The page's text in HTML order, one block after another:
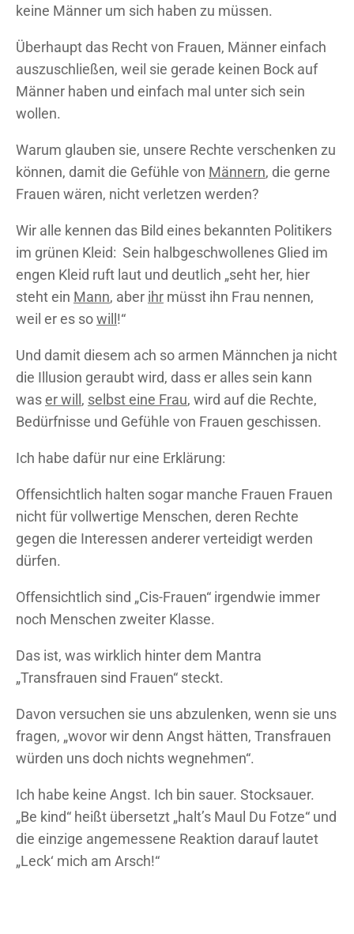
keine Männer um sich haben zu müssen.
Überhaupt das Recht von Frauen, Männer einfach
auszuschließen, weil sie gerade keinen Bock auf
Männer haben und einfach mal unter sich sein
wollen.
Warum glauben sie, unsere Rechte verschenken zu
können, damit die Gefühle von Männern, die gerne
Frauen wären, nicht verletzen werden?
Wir alle kennen das Bild eines bekannten Politikers
im grünen Kleid: Sein halbgeschwollenes Glied im
engen Kleid ruft laut und deutlich „seht her, hier
steht ein Mann, aber ihr müsst ihn Frau nennen,
weil er es sowill!“
Und damit diesem ach so armen Männchen ja nicht
die Illusion geraubt wird, dass er alles sein kann
waser will, selbst eine Frau, wird auf die Rechte,
Bedürfnisse und Gefühle von Frauen geschissen.
Ich habe dafür nur eine Erklärung:
Offensichtlich halten sogar manche Frauen Frauen
nicht für vollwertige Menschen, deren Rechte
gegen die Interessen anderer verteidigt werden
dürfen.
Offensichtlich sind „Cis-Frauen“ irgendwie immer
noch Menschen zweiter Klasse.
Das ist, was wirklich hinter dem Mantra
„Transfrauen sind Frauen“ steckt.
Davon versuchen sie uns abzulenken, wenn sie uns
fragen, „wovor wir denn Angst hätten, Transfrauen
würden uns doch nichts wegnehmen“.
Ich habe keine Angst. Ich bin sauer. Stocksauer.
„Be kind“ heißt übersetzt „halt’s Maul Du Fotze“ und
die einzige angemessene Reaktion darauf lautet
„Leck‘ mich am Arsch!“